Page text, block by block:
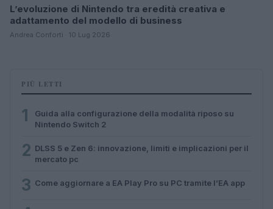
L’evoluzione di Nintendo tra eredità creativa e
adattamento del modello di business
Andrea Conforti · 10 Lug 2026
PIÙ LETTI
1
Guida alla configurazione della modalità riposo su
Nintendo Switch 2
2 DLSS 5 e Zen 6: innovazione, limiti e implicazioni per il
mercato pc
3 Come aggiornare a EA Play Pro su PC tramite l’EA app